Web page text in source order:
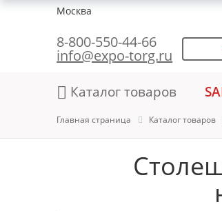
Москва
8-800-550-44-66
info@expo-torg.ru
Каталог товаров
Главная страница Каталог товаров